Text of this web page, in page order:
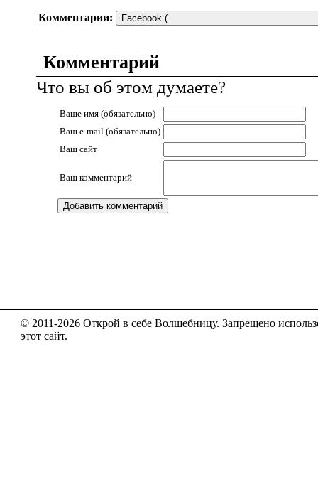
Комментарии: Facebook (
Комментарий
Что вы об этом думаете?
Ваше имя (обязательно)
Ваш е-mail (обязательно)
Ваш сайт
Ваш комментарий
Добавить комментарий
© 2011-2026 Открой в себе Волшебницу. Запрещено
этот сайт.